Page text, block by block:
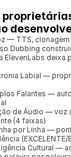
— TTS,
Dubbing
ElevenLabs deixa
Labial —
Falantes —
de Áudio — voz
(4 faixas)
por Linha —
(EXCELENTE/
Cultural —